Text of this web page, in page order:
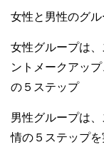
女性と男性のグル
女性グループは
ントメークアッ
の５ステップ
男性グループは
情の５ステップを